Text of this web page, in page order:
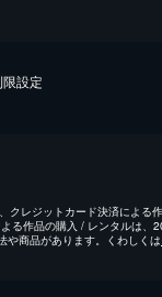
設定
クレジットカード決済による
る作品の購入 / レンタルは、
や商品があります。くわしくは